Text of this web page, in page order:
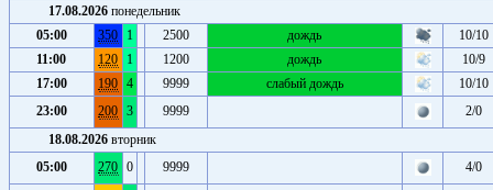
17.08.2026 понедельник
05:00
350 1 2500 дождь
10/10
11:00
120 1 1200 дождь
10/9
17:00
190 4 9999 слабый дождь
10/10
23:00
200 3 9999
2/0
18.08.2026 вторник
05:00
270 0 9999 4/0